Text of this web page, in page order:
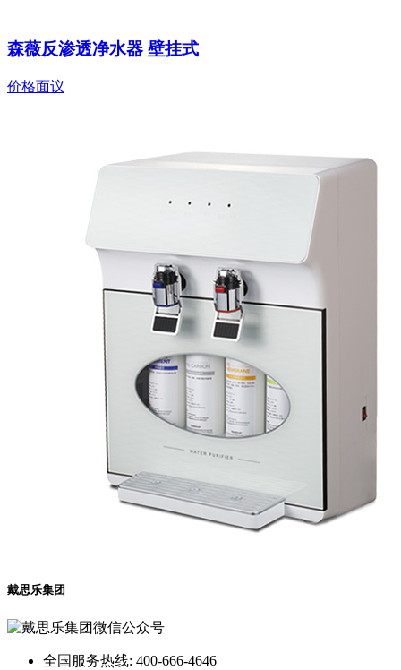
森薇反渗透净水器 壁挂式
价格面议
戴思乐集团
全国服务热线: 400-666-4646